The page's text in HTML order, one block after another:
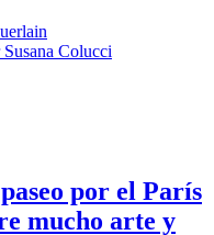
Colucci
por el París
mucho arte y